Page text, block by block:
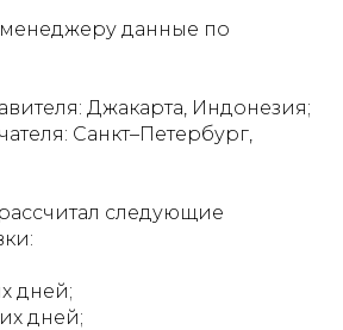
данные по
Джакарта, Индонезия;
Санкт–Петербург,
следующие
дней;
дней;